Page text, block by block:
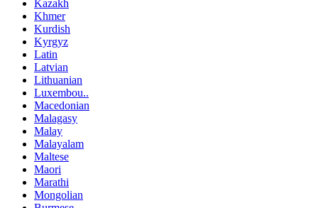
Kazakh
Khmer
Kurdish
Kyrgyz
Latin
Latvian
Lithuanian
Luxembou..
Macedonian
Malagasy
Malay
Malayalam
Maltese
Maori
Marathi
Mongolian